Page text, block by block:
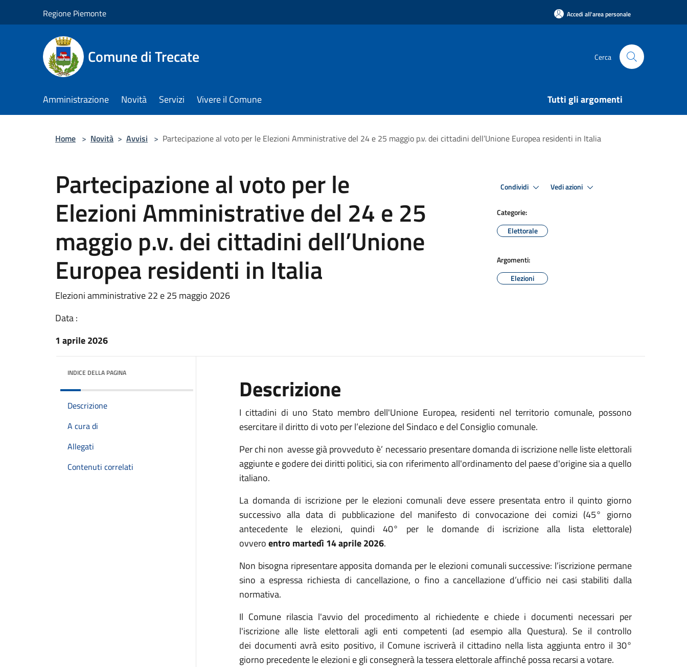
Regione Piemonte Accedi all'area personale
Comune di Trecate Cerca
Amministrazione Novità Servizi Vivere il Comune Tutti gli argomenti
Home > Novità > Avvisi > Partecipazione al voto per le Elezioni Amministrative del 24 e 25 maggio p.v. dei cittadini dell’Unione Europea residenti in Italia
Partecipazione al voto per le
Elezioni Amministrative del 24 e 25
maggio p.v. dei cittadini dell’Unione
Europea residenti in Italia
Elezioni amministrative 22 e 25 maggio 2026
Data :
1 aprile 2026
Condividi Vedi azioni
Categorie:
Elettorale
Argomenti:
Elezioni
INDICE DELLA PAGINA
Descrizione
A cura di
Allegati
Contenuti correlati
Descrizione
I cittadini di uno Stato membro dell'Unione Europea, residenti nel territorio comunale, possono
esercitare il diritto di voto per l’elezione del Sindaco e del Consiglio comunale.
Per chi non avesse già provveduto è’ necessario presentare domanda di iscrizione nelle liste elettorali
aggiunte e godere dei diritti politici, sia con riferimento all'ordinamento del paese d'origine sia a quello
italiano.
La domanda di iscrizione per le elezioni comunali deve essere presentata entro il quinto giorno
successivo alla data di pubblicazione del manifesto di convocazione dei comizi (45° giorno
antecedente le elezioni, quindi 40° per le domande di iscrizione alla lista elettorale)
ovveroentro martedì 14 aprile 2026.
Non bisogna ripresentare apposita domanda per le elezioni comunali successive: l’iscrizione permane
sino a espressa richiesta di cancellazione, o fino a cancellazione d’ufficio nei casi stabiliti dalla
normativa.
Il Comune rilascia l'avvio del procedimento al richiedente e chiede i documenti necessari per
l'iscrizione alle liste elettorali agli enti competenti (ad esempio alla Questura). Se il controllo
dei documenti avrà esito positivo, il Comune iscriverà il cittadino nella lista aggiunta entro il 30°
giorno precedente le elezioni e gli consegnerà la tessera elettorale affinché possa recarsi a votare.